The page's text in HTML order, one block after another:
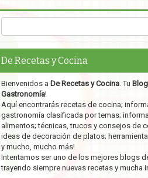
De Recetas y Cocina
Bienvenidos a De Recetas y Cocina. Tu
Gastronomía!
Aquí encontrarás recetas de cocina;
gastronomía clasificada por temas;
alimentos; técnicas, trucos y consejos de
ideas de decoración de platos;
y mucho, mucho más!
Intentamos ser uno de los mejores blogs
trayendo siempre nuevas recetas y mucha